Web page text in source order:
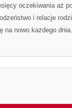
oczekiwania aż
i relacje
nowo każdego